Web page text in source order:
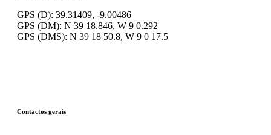
GPS (D): 39.31409, -9.00486
GPS (DM): N 39 18.846, W 9 0.292
GPS (DMS): N 39 18 50.8, W 9 0 17.5
Contactos gerais